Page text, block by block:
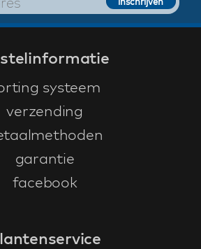
systeem
verzending
garantie
facebook